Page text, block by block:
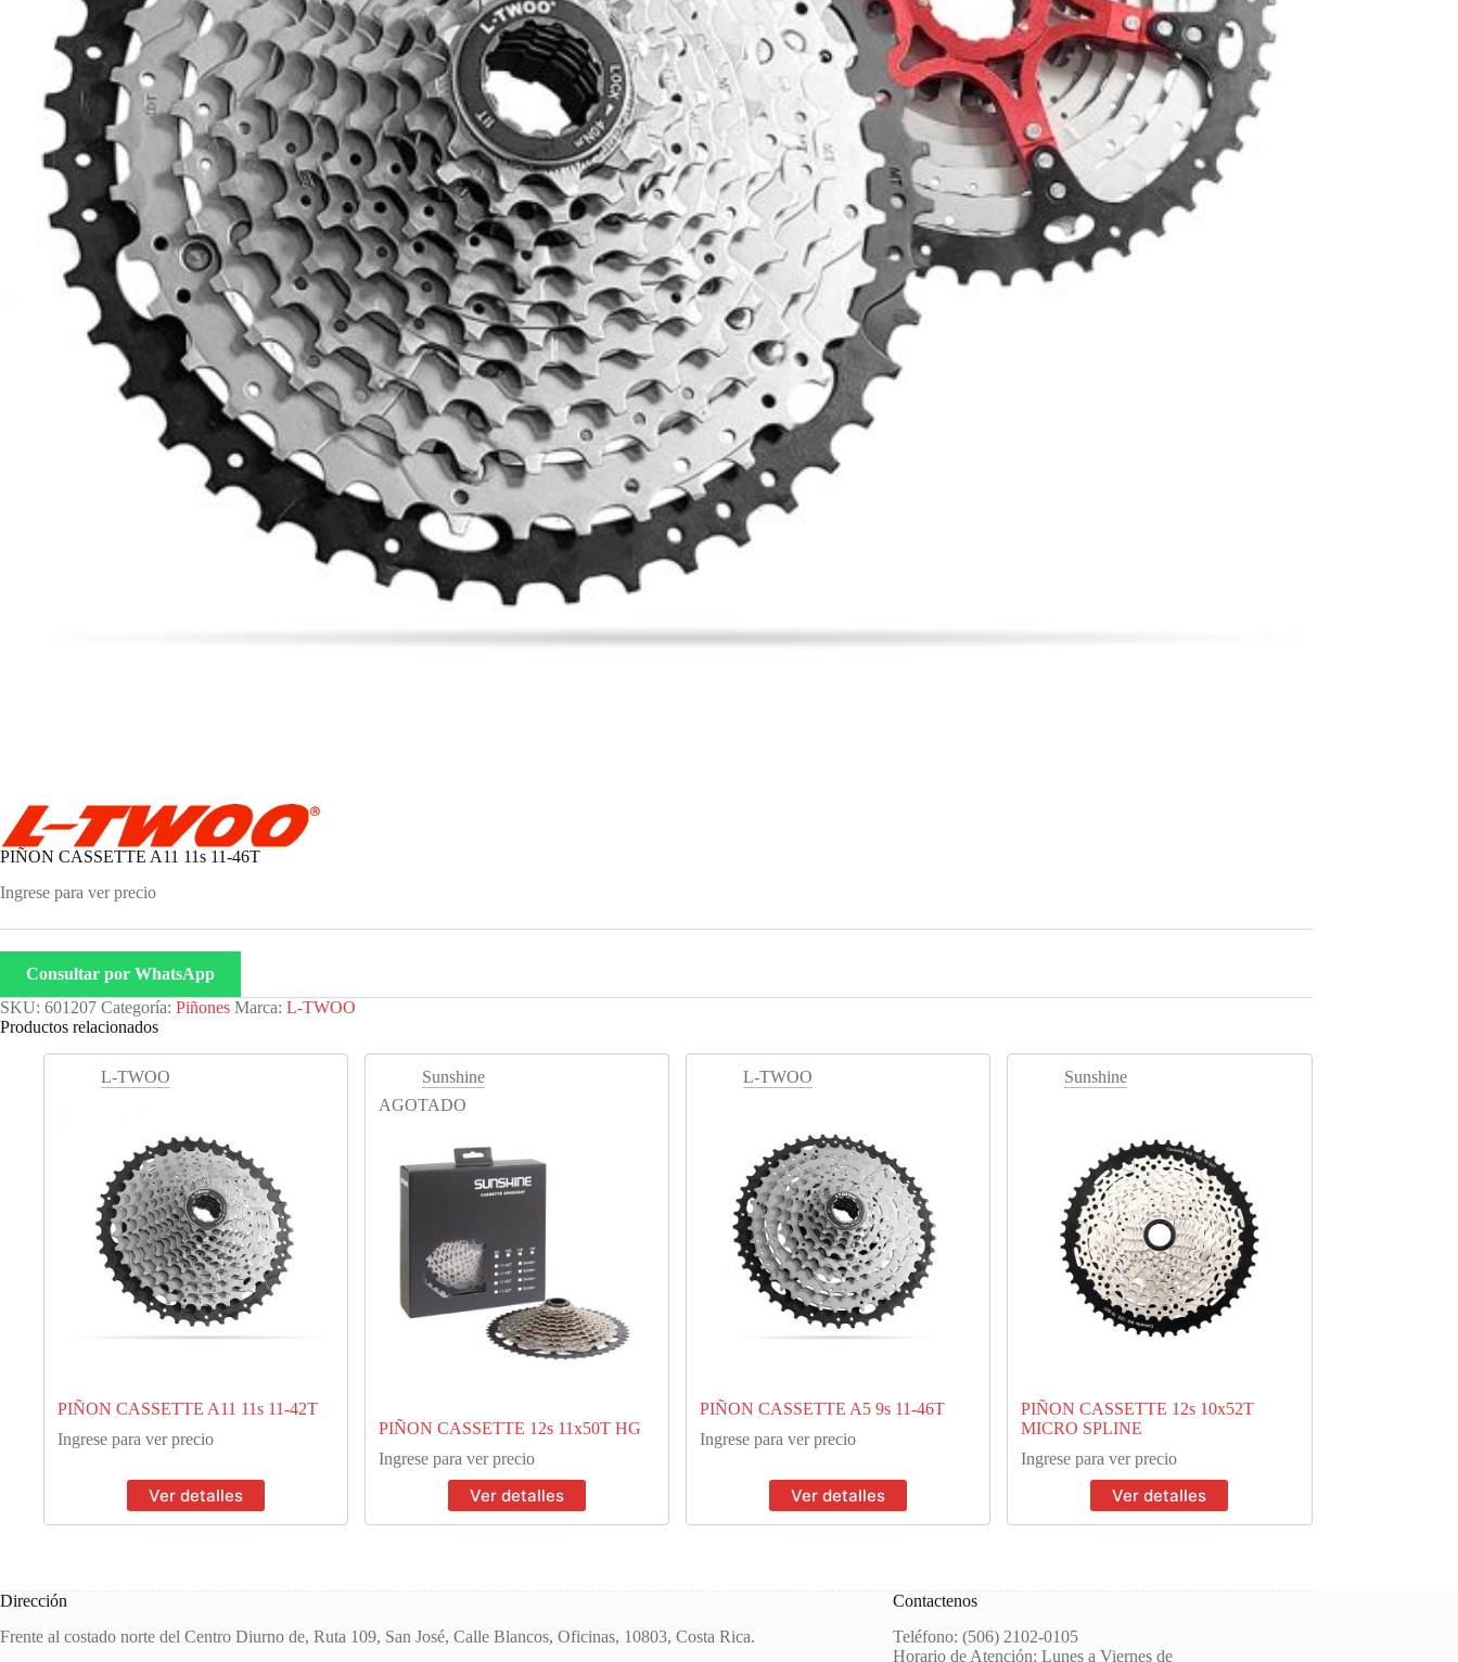
PIÑON CASSETTE A11 11s 11-46T
Ingrese para ver precio
Consultar por WhatsApp
SKU: 601207 Categoría: Piñones Marca: L-TWOO
Productos relacionados
L-TWOO
PIÑON CASSETTE A11 11s 11-42T
Ingrese para ver precio
Ver detalles
Sunshine
AGOTADO
PIÑON CASSETTE 12s 11x50T HG
Ingrese para ver precio
Ver detalles
L-TWOO
PIÑON CASSETTE A5 9s 11-46T
Ingrese para ver precio
Ver detalles
Sunshine
PIÑON CASSETTE 12s 10x52T
MICRO SPLINE
Ingrese para ver precio
Ver detalles
Dirección
Frente al costado norte del Centro Diurno de, Ruta 109, San José, Calle Blancos, Oficinas, 10803, Costa Rica.
Contactenos
Teléfono: (506) 2102-0105
Horario de Atención: Lunes a Viernes de